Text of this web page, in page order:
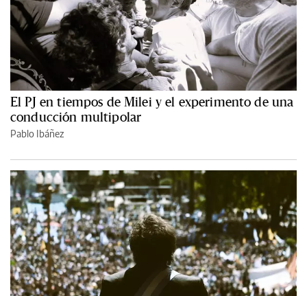
El PJ en tiempos de Milei y el experimento de una
conducción multipolar
Pablo Ibáñez